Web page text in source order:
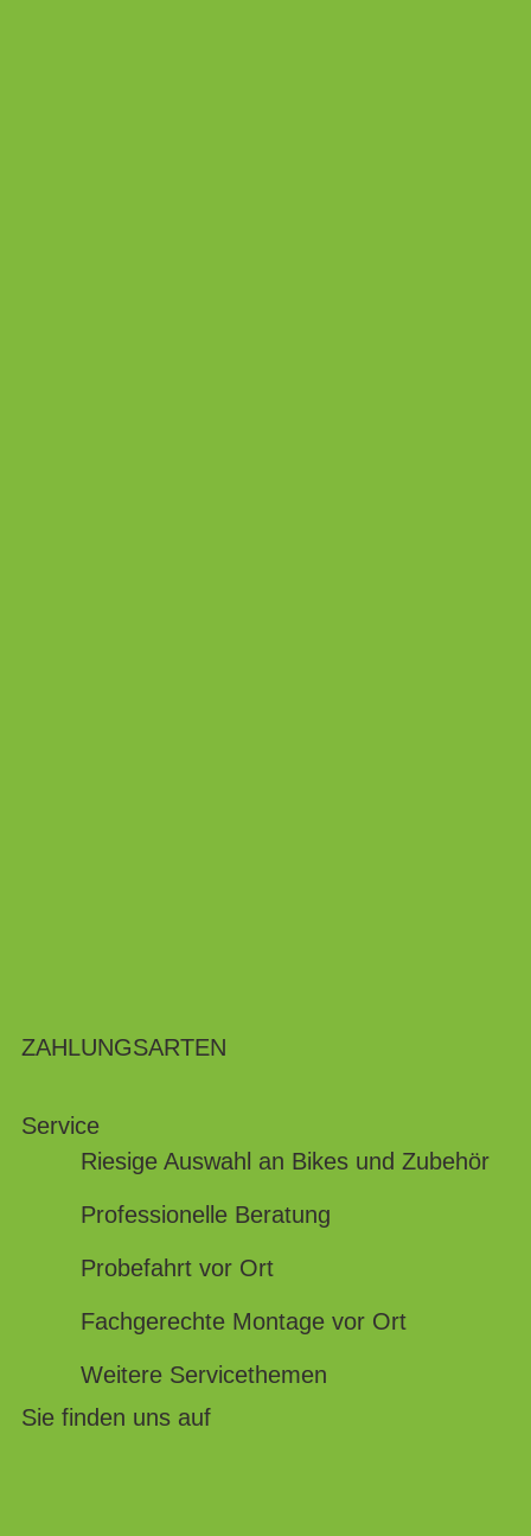
ZAHLUNGSARTEN
Service
Riesige Auswahl an Bikes und Zubehör
Professionelle Beratung
Probefahrt vor Ort
Fachgerechte Montage vor Ort
Weitere Servicethemen
Sie finden uns auf